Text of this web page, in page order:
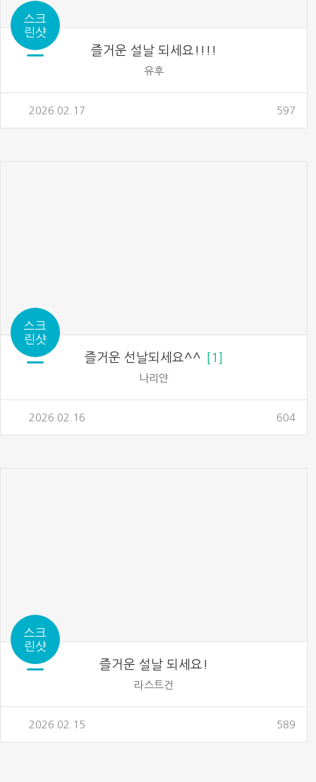
스크
린샷
즐거운 설날 되세요!!!!
유후
2026.02.17 597
스크
린샷
1
즐거운 선날되세요^^
나리얀
2026.02.16 604
스크
린샷
즐거운 설날 되세요!
라스트건
2026.02.15 589